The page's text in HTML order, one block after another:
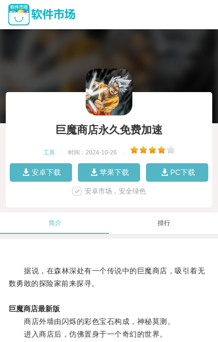
巨魔商店永久免费加速
工具 时间：2024-10-26
安卓下载 苹果下载 PC下载
安卓市场，安全绿色
简介 排行
据说，在森林深处有一个传说中的巨魔商店，吸引着无
数勇敢的探险家前来探寻。
巨魔商店最新版
商店外墙由闪烁的彩色宝石构成，神秘莫测。
进入商店后，仿佛置身于一个奇幻的世界。